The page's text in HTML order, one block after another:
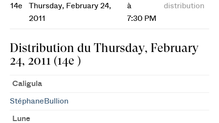
14e
Thursday, February 24,
2011
à
7:30 PM
distribution
Distribution du Thursday, February
24, 2011 (14e )
Caligula
StéphaneBullion
Lune